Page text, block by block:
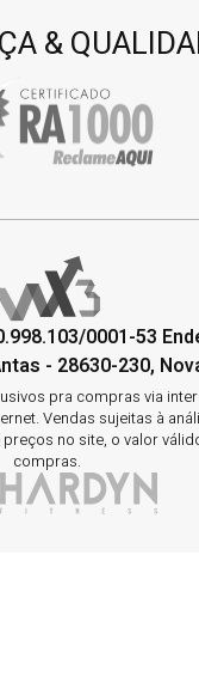
&
0001-53
- 28630-230,
pra compras via
Vendas sujeitas à
no site, o valor
compras.